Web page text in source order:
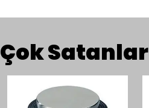
Çok Satanlar